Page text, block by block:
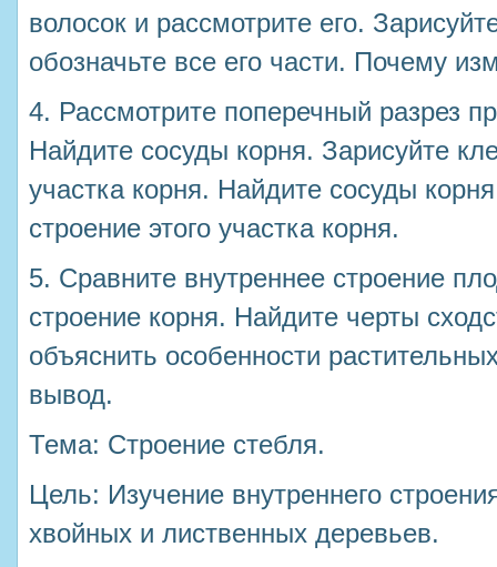
волосок и рассмотрите его.
обозначьте все его части. Почему
4. Рассмотрите поперечный разрез
Найдите сосуды корня. Зарисуйте
участка корня. Найдите сосуды
строение этого участка корня.
5. Сравните внутреннее строение
строение корня. Найдите черты
объяснить особенности
вывод.
Тема: Строение стебля.
Цель: Изучение внутреннего
хвойных и лиственных деревьев.